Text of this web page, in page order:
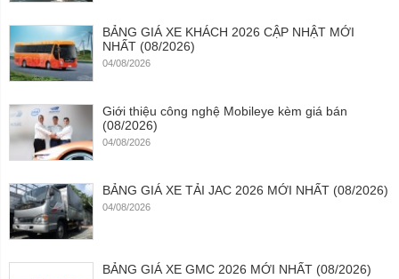
BẢNG GIÁ XE KHÁCH 2026 CẬP NHẬT MỚI
NHẤT (08/2026)
04/08/2026
Giới thiệu công nghệ Mobileye kèm giá bán
(08/2026)
04/08/2026
BẢNG GIÁ XE TẢI JAC 2026 MỚI NHẤT (08/2026)
04/08/2026
BẢNG GIÁ XE GMC 2026 MỚI NHẤT (08/2026)